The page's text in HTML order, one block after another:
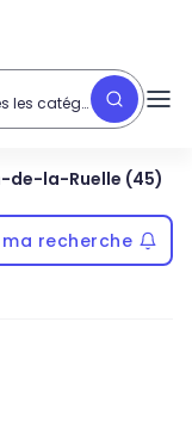
les catégories
de-la-Ruelle (45)
recherche